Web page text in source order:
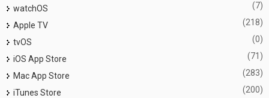
watchOS (7)
Apple TV (218)
tvOS (0)
iOS App Store (71)
Mac App Store (283)
iTunes Store (200)